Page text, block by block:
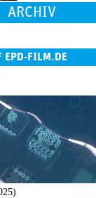
ARCHIV
EPD-FILM.DE